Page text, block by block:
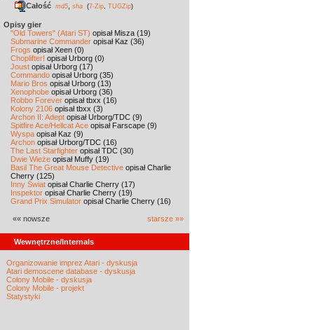
Całość md5 sha (7-Zip TUGZip)
Opisy gier
"Old Towers" (Atari ST) opisał Misza (19)
Submarine Commander opisał Kaz (36)
Frogs opisał Xeen (0)
Choplifter! opisał Urborg (0)
Joust opisał Urborg (17)
Commando opisał Urborg (35)
Mario Bros opisał Urborg (13)
Xenophobe opisał Urborg (36)
Robbo Forever opisał tbxx (16)
Kolony 2106 opisał tbxx (3)
Archon II: Adept opisał Urborg/TDC (9)
Spitfire Ace/Hellcat Ace opisał Farscape (9)
Wyspa opisał Kaz (9)
Archon opisał Urborg/TDC (16)
The Last Starfighter opisał TDC (30)
Dwie Wieże opisał Muffy (19)
Basil The Great Mouse Detective opisał Charlie
Cherry (125)
Inny Świat opisał Charlie Cherry (17)
Inspektor opisał Charlie Cherry (19)
Grand Prix Simulator opisał Charlie Cherry (16)
«« nowsze starsze »»
Wewnętrzne/Internals
Organizowanie imprez Atari - dyskusja
Atari demoscene database - dyskusja
Colony Mobile - dyskusja
Colony Mobile - projekt
Statystyki